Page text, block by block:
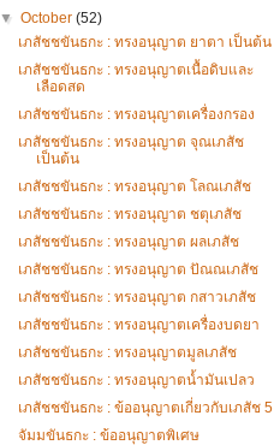
▼October(52)
เภสัชชขันธกะ : ทรงอนุญาต ยาตา เป็นต้น
เภสัชชขันธกะ : ทรงอนุญาตเนื้อดิบและ
เลือดสด
เภสัชชขันธกะ : ทรงอนุญาตเครื่องกรอง
เภสัชชขันธกะ : ทรงอนุญาต จุณเภสัช
เป็นต้น
เภสัชชขันธกะ : ทรงอนุญาต โลณเภสัช
เภสัชชขันธกะ : ทรงอนุญาต ชตุเภสัช
เภสัชชขันธกะ : ทรงอนุญาต ผลเภสัช
เภสัชชขันธกะ : ทรงอนุญาต ปัณณเภสัช
เภสัชชขันธกะ : ทรงอนุญาต กสาวเภสัช
เภสัชชขันธกะ : ทรงอนุญาตเครื่องบดยา
เภสัชชขันธกะ : ทรงอนุญาตมูลเภสัช
เภสัชชขันธกะ : ทรงอนุญาตน้ำมันเปลว
เภสัชชขันธกะ : ข้ออนุญาตเกี่ยวกับเภสัช 5
จัมมขันธกะ : ข้ออนุญาตพิเศษ